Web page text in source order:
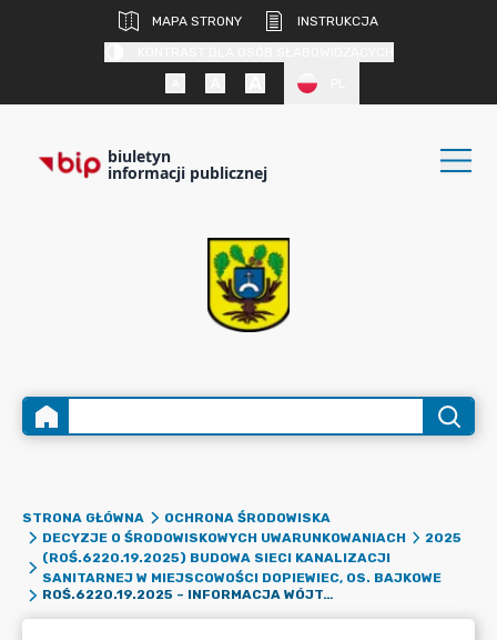
MAPA STRONY
INSTRUKCJA
biuletyn
informacji publicznej
STRONA GŁÓWNA
OCHRONA ŚRODOWISKA
DECYZJE O ŚRODOWISKOWYCH UWARUNKOWANIACH
2025
(ROŚ.6220.19.2025) BUDOWA SIECI KANALIZACJI
SANITARNEJ W MIEJSCOWOŚCI DOPIEWIEC, OS. BAJKOWE
ROŚ.6220.19.2025 – INFORMACJA WÓJTA GMINY DOPIEWO DOTYCZĄCE WYDANIA DECYZJI O ŚRODOWISKOWYCH UWARUNKOWANIACH DLA PRZEDSIĘWZIĘCIA PN. „BUDOWA SIECI KANALIZACJI SANITARNEJ W MIEJSCOWOŚCI DOPIEWIEC, OS. BAJKOWE”.